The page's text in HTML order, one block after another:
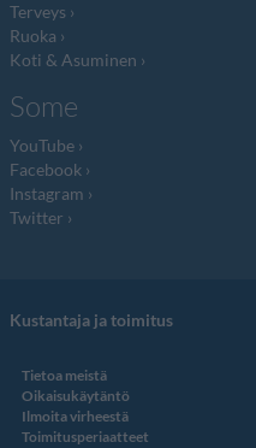
Terveys
Ruoka
Koti & Asuminen
Some
YouTube
Facebook
Instagram
Twitter
Kustantaja ja toimitus
Tietoa meistä
Oikaisukäytäntö
Ilmoita virheestä
Toimitusperiaatteet